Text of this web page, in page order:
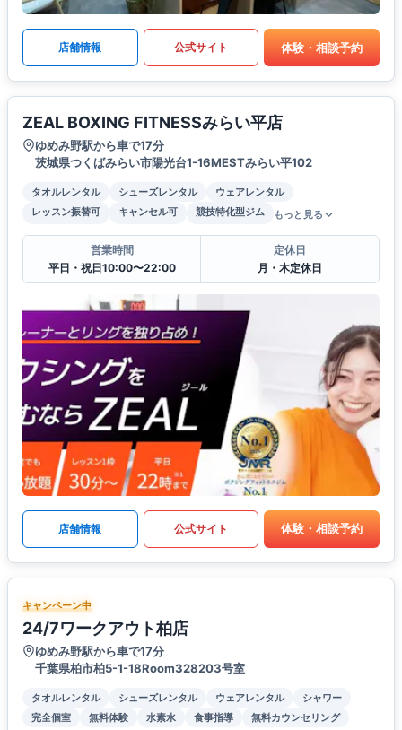
店舗情報 公式サイト 体験・相談予約
ZEAL BOXING FITNESSみらい平店
ゆめみ野駅から車で17分
茨城県つくばみらい市陽光台1-16MESTみらい平102
タオルレンタル シューズレンタル
ウェアレンタル
レッスン振替可
キャンセル可 競技特化型ジム もっと見る
営業時間
平日・祝日10:00〜22:00
定休日
月・木定休日
店舗情報 公式サイト 体験・相談予約
キャンペーン中
24/7ワークアウト柏店
ゆめみ野駅から車で17分
千葉県柏市柏5-1-18Room328203号室
タオルレンタル シューズレンタル ウェアレンタル
シャワー
完全個室
無料体験 水素水 食事指導 無料カウンセリング